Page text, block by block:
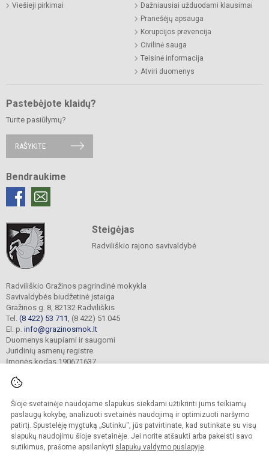
Šioje svetainėje naudojame slapukus siekdami užtikrinti jums teikiamų
paslaugų kokybę, analizuoti svetainės naudojimą ir optimizuoti naršymo
patirtį. Spustelėję mygtuką „Sutinku“, jūs patvirtinate, kad sutinkate su visų
slapukų naudojimu šioje svetainėje. Jei norite atšaukti arba pakeisti savo
sutikimus, prašome apsilankyti slapukų valdymo puslapyje.
Viešieji pirkimai
Dažniausiai užduodami klausimai
Pranešėjų apsauga
Korupcijos prevencija
Civilinė sauga
Teisinė informacija
Atviri duomenys
Pastebėjote klaidų?
Turite pasiūlymų?
RAŠYKITE
Bendraukime
Steigėjas
Radviliškio rajono savivaldybė
Radviliškio Gražinos pagrindinė mokykla
Savivaldybės biudžetinė įstaiga
Gražinos g. 8, 82132 Radviliškis
Tel. (8 422) 53 711 , (8 422) 51 045
El. p. info@grazinosmok.lt
Duomenys kaupiami ir saugomi
Juridinių asmenų registre
Įmonės kodas 190671637
© 2022. Radviliškio Gražinos pagrindinė mokykla. Visos teisės saugomos.
Kopijuoti turinį be raštiško įstaigos administracijos sutikimo griežtai draudžiama.
Prieinamumo paraiška Slapukų valdymas
Sumanus būdas atnaujinti